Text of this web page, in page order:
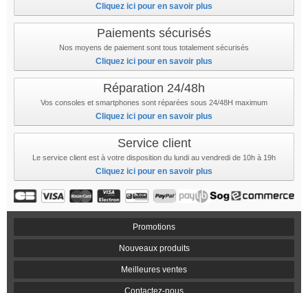
Cliquez ici pour en savoir plus
Paiements sécurisés
Nos moyens de paiement sont tous totalement sécurisés
Cliquez ici pour en savoir plus
Réparation 24/48h
Vos consoles et smartphones sont réparées sous 24/48H maximum
Cliquez ici pour en savoir plus
Service client
Le service client est à votre disposition du lundi au vendredi de 10h à 19h
Cliquez ici pour en savoir plus
Promotions
Nouveaux produits
Meilleures ventes